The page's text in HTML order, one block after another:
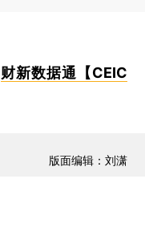
财新数据通【CEIC
版面编辑：刘潇